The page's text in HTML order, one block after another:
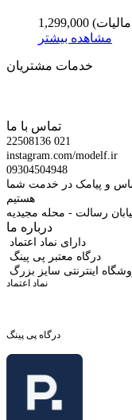
مشاهده بیشتر
خدمات مشتریان
تماس با ما
22508136 021
instagram.com/modelf.ir
09304504948
و پیامک در خدمت شما
هستیم
رسالت - محله مجیدیه
درباره ما
دارای نماد اعتماد
درگاه معتبر پی پینگ
اینترنتی سایز بزرگ
نماد اعتماد
درگاه پی پینگ